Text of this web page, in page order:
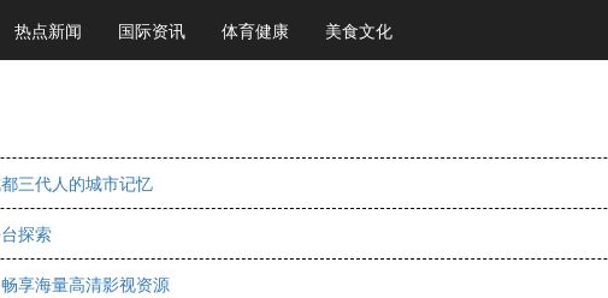
热点新闻 国际资讯 体育健康 美食文化
三代人的城市记忆
探索
享海量高清影视资源